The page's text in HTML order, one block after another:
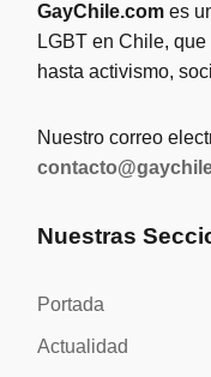
GayChile.com es
LGBT en Chile,
hasta activismo,
Nuestro correo
Nuestras
Portada
Actualidad